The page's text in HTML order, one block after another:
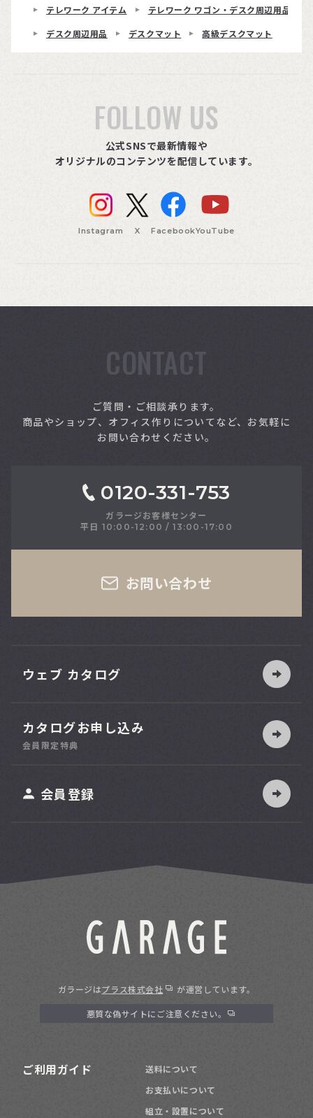
テレワーク アイテム
テレワーク ワゴン・デスク周辺用品
デスク周辺用品
デスクマット 高級デスクマット
FOLLOW US
公式SNSで最新情報や
オリジナルのコンテンツを配信しています。
Instagram X FacebookYouTube
CONTACT
ご質問・ご相談承ります。
商品やショップ、オフィス作りについてなど、お気軽に
お問い合わせください。
0120-331-753
ガラージお客様センター
平日 10:00-12:00 / 13:00-17:00
お問い合わせ
ウェブ カタログ
カタログお申し込み
会員限定特典
会員登録
ガラージはプラス株式会社 が運営しています。
悪質な偽サイトにご注意ください。
ご利用ガイド
送料について
お支払いについて
組立・設置について